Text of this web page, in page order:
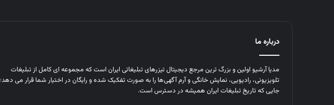
درباره ما
مدیا آرشیو اولین و بزرگ‌ ترین مرجع دیجیتال تیزرهای تبلیغاتی ایران است که مجموعه‌ ای کامل از تبلیغات
تلویزیونی، رادیویی، نمایش خانگی و آرم‌ آگهی‌ها را به‌ صورت تفکیک‌ شده و رایگان در اختیار شما قرار می‌ دهد؛
جایی که تاریخ تبلیغات ایران همیشه در دسترس است.